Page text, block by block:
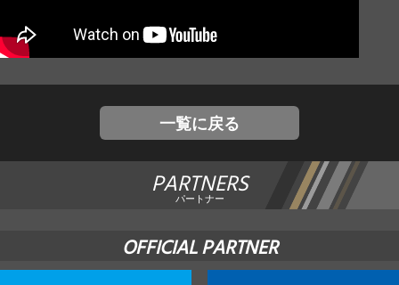
エントリー
JBCF ROAD SERIESとは
一覧に戻る
PARTNERS
パートナー
OFFICIAL PARTNER